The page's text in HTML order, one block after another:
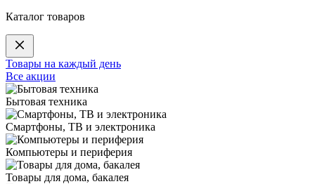
Каталог товаров
Товары на каждый день
Все акции
Бытовая техника
Смартфоны, ТВ и электроника
Компьютеры и периферия
Товары для дома, бакалея